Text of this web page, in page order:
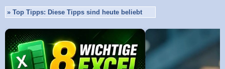
» Top Tipps: Diese Tipps sind heute beliebt